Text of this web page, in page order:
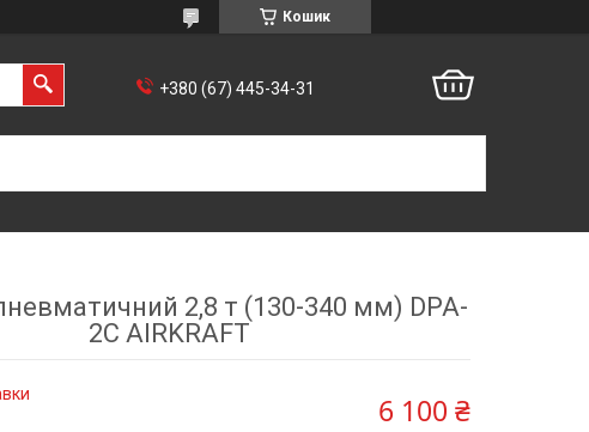
Кошик
+380 (67) 445-34-31
2,8 т (130-340 мм) DPA-
2C AIRKRAFT
6 100 ₴